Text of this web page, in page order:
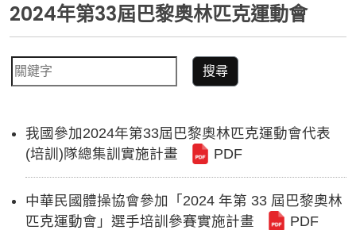
2024年第33屆巴黎奧林匹克運動會
搜尋
我國參加2024年第33屆巴黎奧林匹克運動會代表
(培訓)隊總集訓實施計畫
PDF
中華民國體操協會參加「2024 年第 33 屆巴黎奧林
匹克運動會」選手培訓參賽實施計畫
PDF